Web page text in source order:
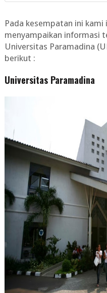
Pada kesempatan ini
menyampaikan informasi
Universitas Paramadina
berikut :
Universitas Paramadina